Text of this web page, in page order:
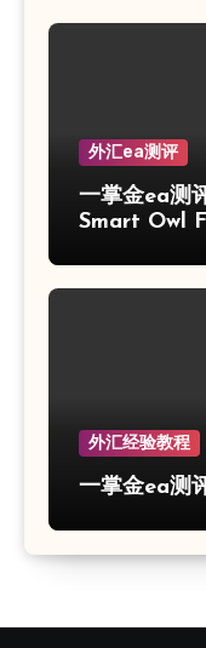
外汇ea测评
一掌金ea测
Smart Owl
外汇经验教程
一掌金ea测